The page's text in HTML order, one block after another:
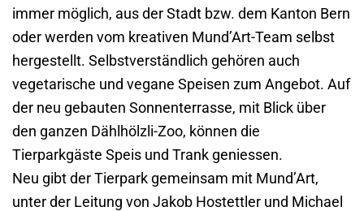
immer möglich, aus der Stadt bzw. dem Kanton Bern
oder werden vom kreativen Mund’Art-Team selbst
hergestellt. Selbstverständlich gehören auch
vegetarische und vegane Speisen zum Angebot. Auf
der neu gebauten Sonnenterrasse, mit Blick über
den ganzen Dählhölzli-Zoo, können die
Tierparkgäste Speis und Trank geniessen.
Neu gibt der Tierpark gemeinsam mit Mund’Art,
unter der Leitung von Jakob Hostettler und Michael